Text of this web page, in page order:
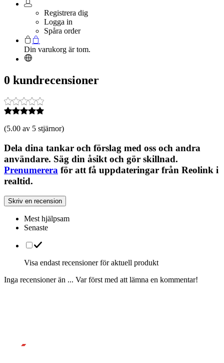
Registrera dig
Logga in
Spåra order
Din varukorg är tom.
0 kundrecensioner
(5.00 av 5 stjärnor)
Dela dina tankar och förslag med oss och andra
användare. Säg din åsikt och gör skillnad.
Prenumerera för att få uppdateringar från Reolink i
realtid.
Skriv en recension
Mest hjälpsam
Senaste
Visa endast recensioner för aktuell produkt
Inga recensioner än ... Var först med att lämna en kommentar!